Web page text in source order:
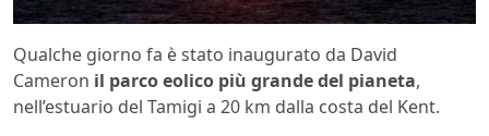
Qualche giorno fa è stato inaugurato da David
Cameron il parco eolico più grande del pianeta,
nell’estuario del Tamigi a 20 km dalla costa del Kent.